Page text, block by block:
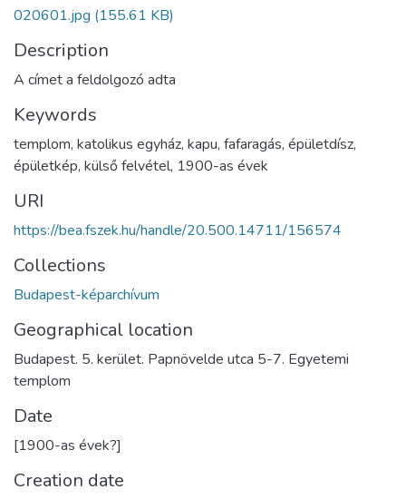
020601.jpg (155.61 KB)
Description
A címet a feldolgozó adta
Keywords
templom, katolikus egyház, kapu, fafaragás, épületdísz,
épületkép, külső felvétel, 1900-as évek
URI
https://bea.fszek.hu/handle/20.500.14711/156574
Collections
Budapest-képarchívum
Geographical location
Budapest. 5. kerület. Papnövelde utca 5-7. Egyetemi
templom
Date
[1900-as évek?]
Creation date